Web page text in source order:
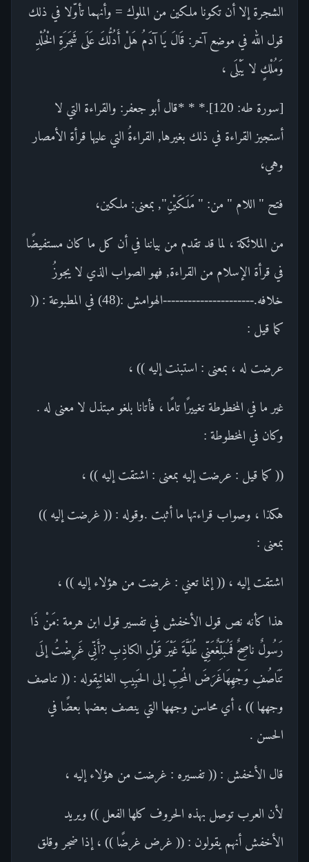
الشجرة إلا أن تكونا ملكين من الملوك = وأنهما تأوّلا في ذلك
قول الله في موضع آخر: قَالَ يَا آدَمُ هَلْ أَدُلُّكَ عَلَى شَجَرَةِ الْخُلْدِ
وَمُلْكٍ لا يَبْلَى ،
[سورة طه: 120].* * *قال أبو جعفر: والقراءة التي لا
أستجيز القراءة في ذلك بغيرها, القراءةُ التي عليها قرأة الأمصار
وهي،
فتح " اللام " من: " مَلَكَيْنِ", بمعنى: ملكين،
من الملائكة ، لما قد تقدم من بياننا في أن كل ما كان مستفيضًا
في قرأة الإسلام من القراءة, فهو الصواب الذي لا يجوزُ
خلافه.----------------------الهوامش :(48) في المطبوعة : ((
كما قيل :
عرضت له ، بمعنى : استبنت إليه )) ،
غير ما في المخطوطة تغييرًا تامًا ، فأتانا بلغو مبتذل لا معنى له .
وكان في المخطوطة :
(( كما قيل : عرضت إليه بمعنى : اشتقت إليه )) ،
هكذا ، وصواب قراءتها ما أثبت .وقوله : (( غرضت إليه ))
بمعنى :
اشتقت إليه ، (( إنما تعني : غرضت من هؤلاء إليه )) ،
هذا كأنه نص قول الأخفش في تفسير قول ابن هرمة :مَنْ ذَا
رَسُولٌ ناصِحٌ فَمُبَلِّغٌعَنِّي عُلَيَّةَ غَيْرَ قَوْلِ الكاذِبِ ?أَنِّي غَرِضْتُ إلَى
تَنَاصُفِ وَجْهِهَاغَرَضَ المُحِبِّ إلى الحَبِيبِ الغائِبِقوله : (( تناصف
وجهها )) ، أي محاسن وجهها التي ينصف بعضها بعضًا في
الحسن .
قال الأخفش : (( تفسيره : غرضت من هؤلاء إليه ،
لأن العرب توصل بهذه الحروف كلها الفعل )) ويريد
الأخفش أنهم يقولون : (( غرض غرضًا )) ، إذا ضجر وقلق